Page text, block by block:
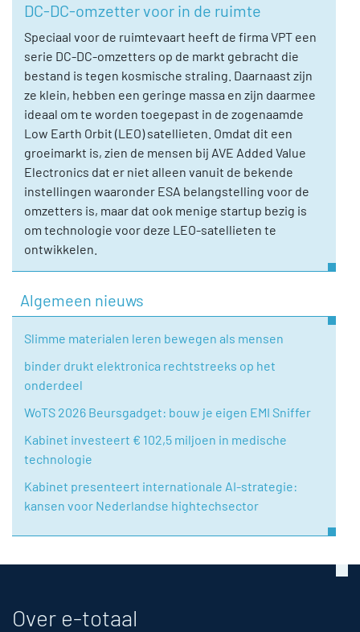
DC-DC-omzetter voor in de ruimte
Speciaal voor de ruimtevaart heeft de firma VPT een
serie DC-DC-omzetters op de markt gebracht die
bestand is tegen kosmische straling. Daarnaast zijn
ze klein, hebben een geringe massa en zijn daarmee
ideaal om te worden toegepast in de zogenaamde
Low Earth Orbit (LEO) satellieten. Omdat dit een
groeimarkt is, zien de mensen bij AVE Added Value
Electronics dat er niet alleen vanuit de bekende
instellingen waaronder ESA belangstelling voor de
omzetters is, maar dat ook menige startup bezig is
om technologie voor deze LEO-satellieten te
ontwikkelen.
Algemeen nieuws
Slimme materialen leren bewegen als mensen
binder drukt elektronica rechtstreeks op het
onderdeel
WoTS 2026 Beursgadget: bouw je eigen EMI Sniffer
Kabinet investeert € 102,5 miljoen in medische
technologie
Kabinet presenteert internationale AI-strategie:
kansen voor Nederlandse hightechsector
Over e-totaal